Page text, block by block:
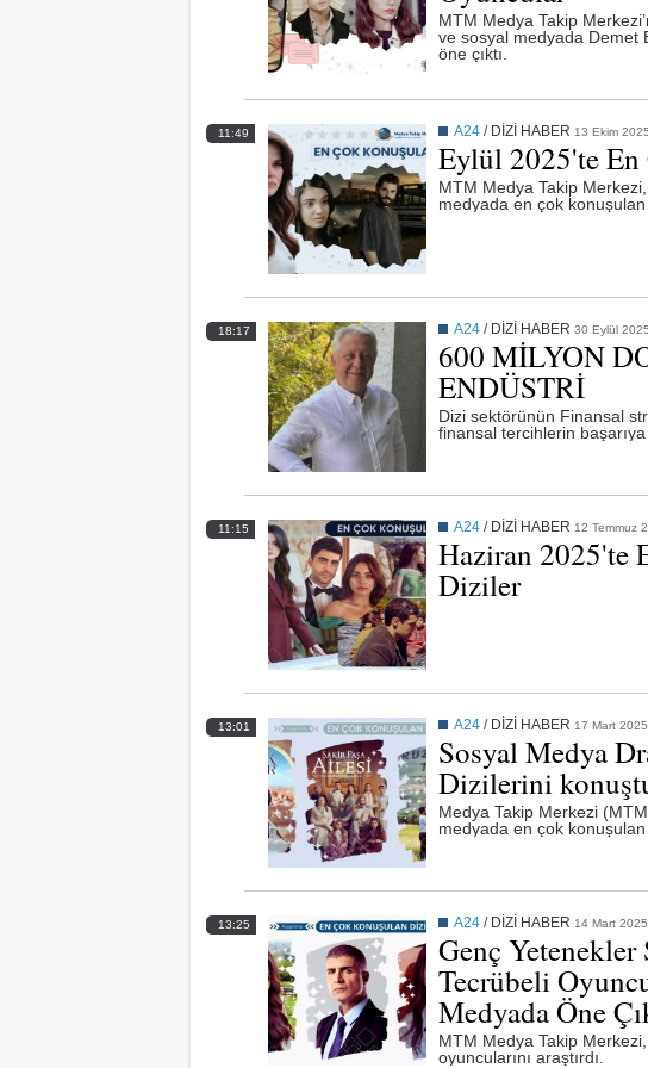
MTM Medya Takip
ve sosyal medyada Demet
öne çıktı.
A24/ DİZİ HABER 13 Ekim
Eylül 2025'te
MTM Medya Takip
medyada en çok konuşulan
11:49
A24/ DİZİ HABER 30 Eylül
600 MİLYON
ENDÜSTRİ
Dizi sektörünün Finansal
finansal tercihlerin başarıya
18:17
A24/ DİZİ HABER 12 Temmuz
Haziran 2025'te
Diziler
11:15
A24/ DİZİ HABER 17 Mart
Sosyal Medya
Dizilerini
Medya Takip Merkezi
medyada en çok konuşulan
13:01
A24/ DİZİ HABER 14 Mart
Genç Yetenekler
Tecrübeli
Medyada Öne
MTM Medya Takip
oyuncularını araştırdı.
13:25